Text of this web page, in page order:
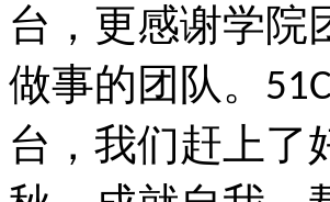
台，更感谢学院
做事的团队。
台，我们赶上了